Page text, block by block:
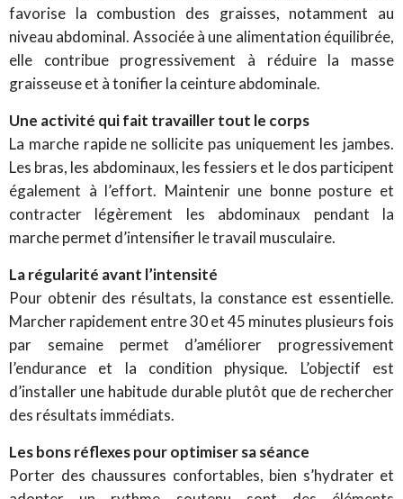
favorise la combustion des graisses, notamment au
niveau abdominal. Associée à une alimentation équilibrée,
elle contribue progressivement à réduire la masse
graisseuse et à tonifier la ceinture abdominale.
Une activité qui fait travailler tout le corps
La marche rapide ne sollicite pas uniquement les jambes.
Les bras, les abdominaux, les fessiers et le dos participent
également à l’effort. Maintenir une bonne posture et
contracter légèrement les abdominaux pendant la
marche permet d’intensifier le travail musculaire.
La régularité avant l’intensité
Pour obtenir des résultats, la constance est essentielle.
Marcher rapidement entre 30 et 45 minutes plusieurs fois
par semaine permet d’améliorer progressivement
l’endurance et la condition physique. L’objectif est
d’installer une habitude durable plutôt que de rechercher
des résultats immédiats.
Les bons réflexes pour optimiser sa séance
Porter des chaussures confortables, bien s’hydrater et